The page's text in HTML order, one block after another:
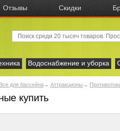
Отзывы Скидки
Водоснабжение и уборка
Все для бассейна→ Аттракционы →
купить